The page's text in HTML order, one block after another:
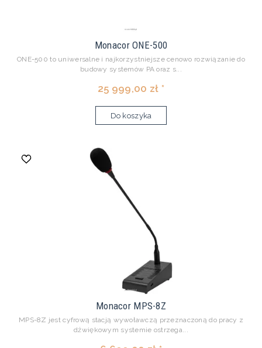
Monacor ONE-500
ONE-500 to uniwersalne i najkorzystniejsze cenowo rozwiązanie do
budowy systemów PA oraz s...
25 999,00 zł *
Do koszyka
Monacor MPS-8Z
MPS-8Z jest cyfrową stacją wywoławczą przeznaczoną do pracy z
dźwiękowym systemie ostrzega...